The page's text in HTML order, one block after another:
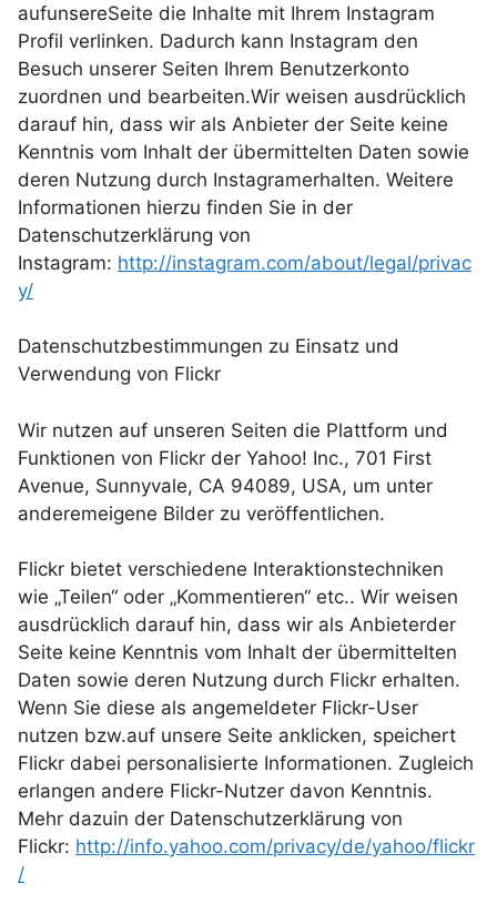
aufunsereSeite die Inhalte mit Ihrem Instagram
Profil verlinken. Dadurch kann Instagram den
Besuch unserer Seiten Ihrem Benutzerkonto
zuordnen und bearbeiten.Wir weisen ausdrücklich
darauf hin, dass wir als Anbieter der Seite keine
Kenntnis vom Inhalt der übermittelten Daten sowie
deren Nutzung durch Instagramerhalten. Weitere
Informationen hierzu finden Sie in der
Datenschutzerklärung von
Instagram: http://instagram.com/about/legal/privac
y/
Datenschutzbestimmungen zu Einsatz und
Verwendung von Flickr
Wir nutzen auf unseren Seiten die Plattform und
Funktionen von Flickr der Yahoo! Inc., 701 First
Avenue, Sunnyvale, CA 94089, USA, um unter
anderemeigene Bilder zu veröffentlichen.
Flickr bietet verschiedene Interaktionstechniken
wie „Teilen“ oder „Kommentieren“ etc.. Wir weisen
ausdrücklich darauf hin, dass wir als Anbieterder
Seite keine Kenntnis vom Inhalt der übermittelten
Daten sowie deren Nutzung durch Flickr erhalten.
Wenn Sie diese als angemeldeter Flickr-User
nutzen bzw.auf unsere Seite anklicken, speichert
Flickr dabei personalisierte Informationen. Zugleich
erlangen andere Flickr-Nutzer davon Kenntnis.
Mehr dazuin der Datenschutzerklärung von
Flickr: http://info.yahoo.com/privacy/de/yahoo/flickr
/